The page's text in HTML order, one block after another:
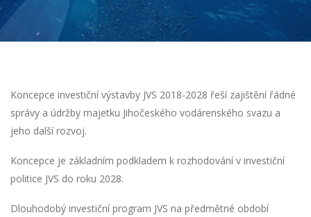
Koncepce investiční výstavby JVS 2018-2028 řeší zajištění řádné
správy a údržby majetku Jihočeského vodárenského svazu a
jeho další rozvoj.
Koncepce je základním podkladem k rozhodování v investiční
politice JVS do roku 2028.
Dlouhodobý investiční program JVS na předmětné období